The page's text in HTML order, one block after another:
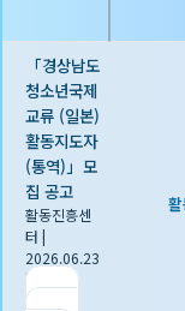
「경상남도
청소년국제
교류 (일본)
활동지도자
(통역)」모
집 공고
활동진흥센
터 |
2026.06.23
|